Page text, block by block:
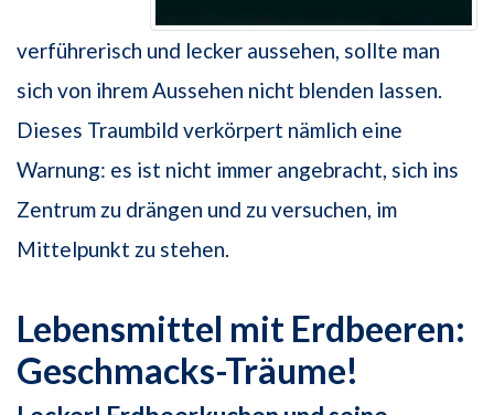
verführerisch und lecker aussehen, sollte man
sich von ihrem Aussehen nicht blenden lassen.
Dieses Traumbild verkörpert nämlich eine
Warnung: es ist nicht immer angebracht, sich ins
Zentrum zu drängen und zu versuchen, im
Mittelpunkt zu stehen.
Lebensmittel mit Erdbeeren:
Geschmacks-Träume!